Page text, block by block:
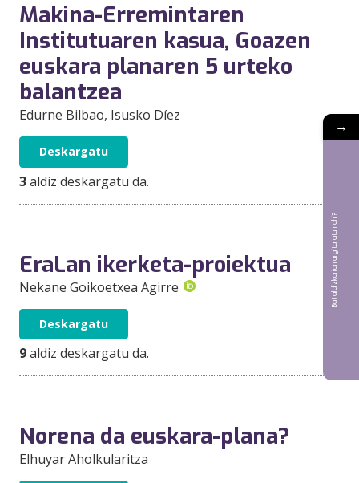
Makina-Erremintaren
Institutuaren kasua, Goazen
euskara planaren 5 urteko
balantzea
Edurne Bilbao, Isusko Díez
Deskargatu
3aldiz deskargatu da.
EraLan ikerketa-proiektua
Nekane Goikoetxea Agirre
Deskargatu
9aldiz deskargatu da.
Norena da euskara-plana?
Elhuyar Aholkularitza
→
Bat aldizkarian argitaratu nahi?